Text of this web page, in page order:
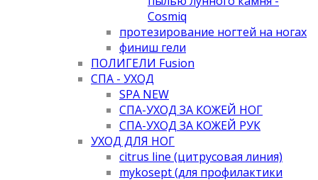
Cosmiq
протезирование ногтей на ногах
финиш гели
ПОЛИГЕЛИ Fusion
СПА - УХОД
SPA NEW
СПА-УХОД ЗА КОЖЕЙ НОГ
СПА-УХОД ЗА КОЖЕЙ РУК
УХОД ДЛЯ НОГ
citrus line (цитрусовая линия)
mykosept (для профилактики